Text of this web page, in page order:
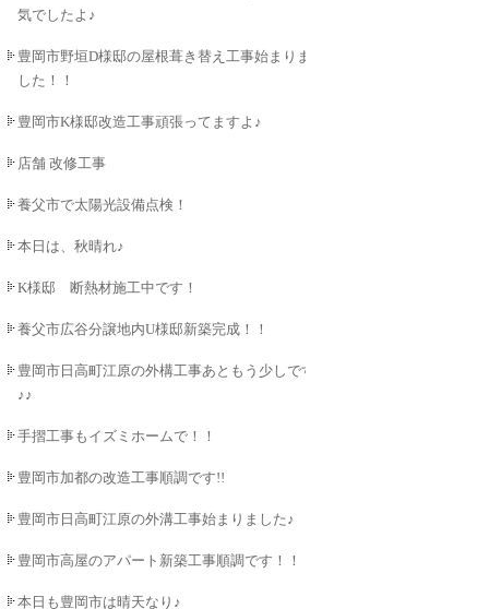
気でしたよ♪
豊岡市野垣D様邸の屋根葺き替え工事始まりま
した！！
豊岡市K様邸改造工事頑張ってますよ♪
店舗 改修工事
養父市で太陽光設備点検！
本日は、秋晴れ♪
K様邸 断熱材施工中です！
養父市広谷分譲地内U様邸新築完成！！
豊岡市日高町江原の外構工事あともう少しです
♪♪
手摺工事もイズミホームで！！
豊岡市加都の改造工事順調です!!
豊岡市日高町江原の外溝工事始まりました♪
豊岡市高屋のアパート新築工事順調です！！
本日も豊岡市は晴天なり♪